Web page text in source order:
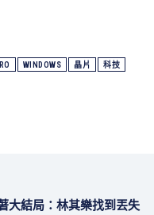
WINDOWS 晶片 科技
大結局：林其樂找到丟失